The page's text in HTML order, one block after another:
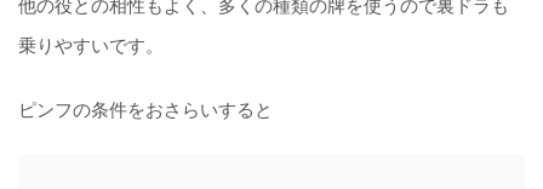
他の役との相性もよく、多くの種類の牌を使うので裏ドラも
乗りやすいです。
ピンフの条件をおさらいすると